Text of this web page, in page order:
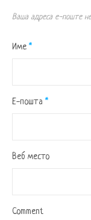
Ваша адреса е-поште
Име *
Е-пошта *
Веб место
Comment